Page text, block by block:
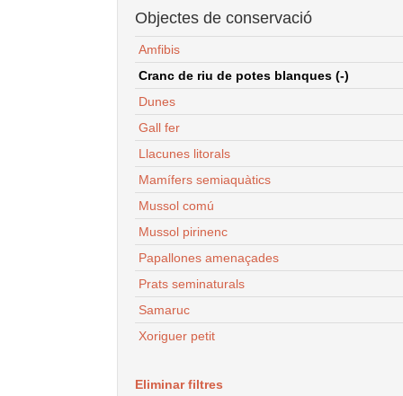
Objectes de conservació
Amfibis
Cranc de riu de potes blanques (-)
Dunes
Gall fer
Llacunes litorals
Mamífers semiaquàtics
Mussol comú
Mussol pirinenc
Papallones amenaçades
Prats seminaturals
Samaruc
Xoriguer petit
Eliminar filtres